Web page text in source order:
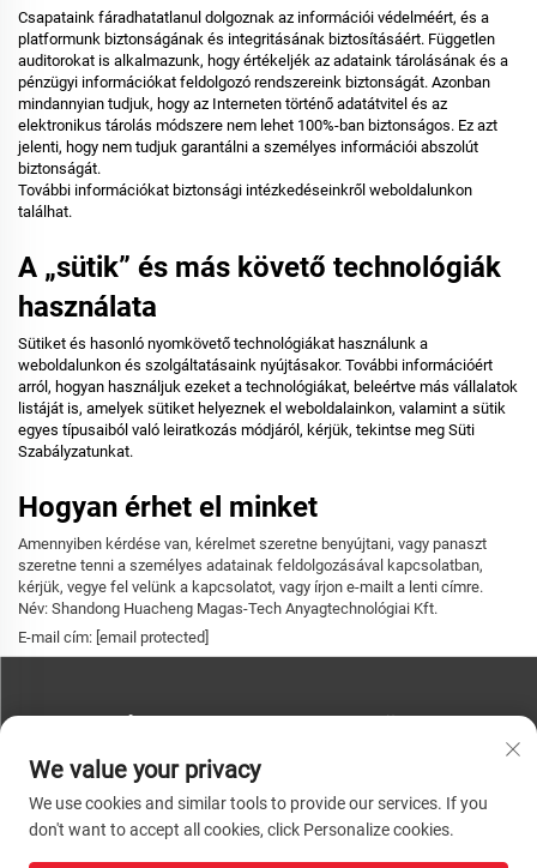
Csapataink fáradhatatlanul dolgoznak az információi védelméért, és a
platformunk biztonságának és integritásának biztosításáért. Független
auditorokat is alkalmazunk, hogy értékeljék az adataink tárolásának és a
pénzügyi információkat feldolgozó rendszereink biztonságát. Azonban
mindannyian tudjuk, hogy az Interneten történő adatátvitel és az
elektronikus tárolás módszere nem lehet 100%-ban biztonságos. Ez azt
jelenti, hogy nem tudjuk garantálni a személyes információi abszolút
biztonságát.
További információkat biztonsági intézkedéseinkről weboldalunkon
találhat.
A „sütik” és más követő technológiák
használata
Sütiket és hasonló nyomkövető technológiákat használunk a
weboldalunkon és szolgáltatásaink nyújtásakor. További információért
arról, hogyan használjuk ezeket a technológiákat, beleértve más vállalatok
listáját is, amelyek sütiket helyeznek el weboldalainkon, valamint a sütik
egyes típusaiból való leiratkozás módjáról, kérjük, tekintse meg Süti
Szabályzatunkat.
Hogyan érhet el minket
Amennyiben kérdése van, kérelmet szeretne benyújtani, vagy panaszt
szeretne tenni a személyes adatainak feldolgozásával kapcsolatban,
kérjük, vegye fel velünk a kapcsolatot, vagy írjon e-mailt a lenti címre.
Név: Shandong Huacheng Magas-Tech Anyagtechnológiai Kft.
E-mail cím: [email protected]
Telefon:+86-13793890209
Telefon: +86-13793890209
We value your privacy
We use cookies and similar tools to provide our services. If you
don't want to accept all cookies, click Personalize cookies.